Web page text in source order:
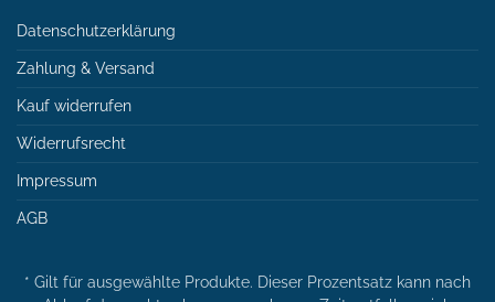
Datenschutzerklärung
Zahlung & Versand
Kauf widerrufen
Widerrufsrecht
Impressum
AGB
* Gilt für ausgewählte Produkte. Dieser Prozentsatz kann nach